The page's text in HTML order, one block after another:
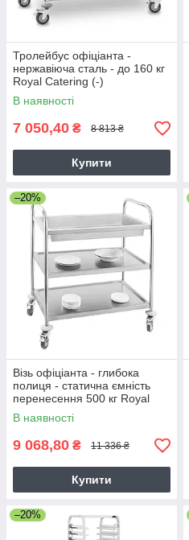
Тролейбус офіціанта -
нержавіюча сталь - до 160 кг
Royal Catering (-)
В наявності
7 050,40 ₴ 8 813 ₴
Купити
–20%
Візь офіціанта - глибока
полиця - статична ємність
перенесення 500 кг Royal
Catering (-)
В наявності
9 068,80 ₴ 11 336 ₴
Купити
–20%